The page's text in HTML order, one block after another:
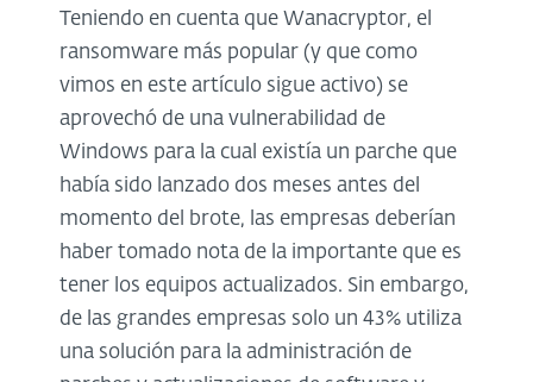
Teniendo en cuenta que Wanacryptor, el
ransomware más popular (y que como
vimos en este artículo sigue activo) se
aprovechó de una vulnerabilidad de
Windows para la cual existía un parche que
había sido lanzado dos meses antes del
momento del brote, las empresas deberían
haber tomado nota de la importante que es
tener los equipos actualizados. Sin embargo,
de las grandes empresas solo un 43% utiliza
una solución para la administración de